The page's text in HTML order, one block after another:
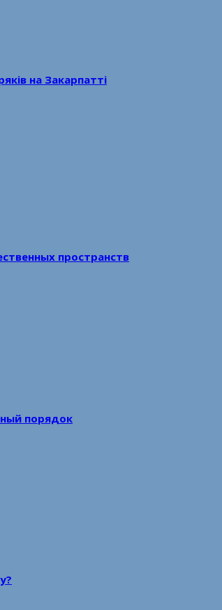
на Закарпатті
пространств
порядок